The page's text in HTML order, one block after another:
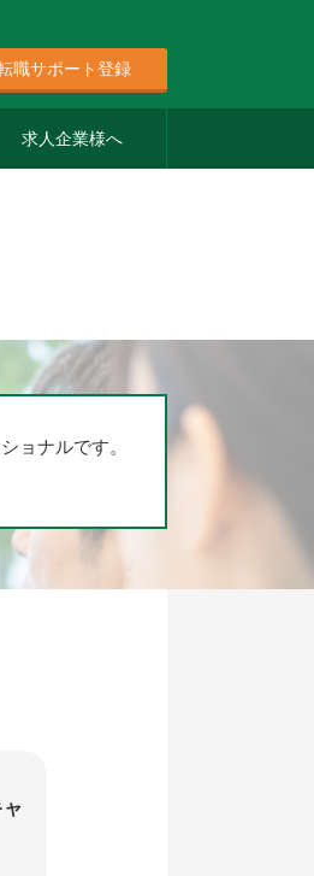
職サポート登録
求人企業様へ
ョナルです。